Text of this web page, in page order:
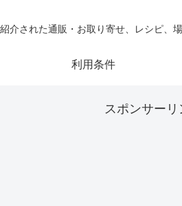
介された通販・お取り寄せ、レシピ、
利用条件
スポンサーリ